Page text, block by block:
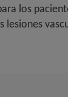
los
lesiones